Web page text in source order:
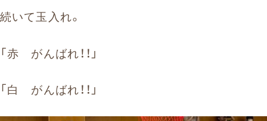
続いて玉入れ。
「赤 がんばれ！！」
「白 がんばれ！！」